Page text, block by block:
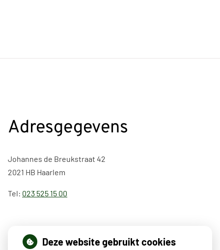
Adresgegevens
Johannes de Breukstraat 42
2021 HB Haarlem
Tel: 023 525 15 00
Deze website gebruikt cookies